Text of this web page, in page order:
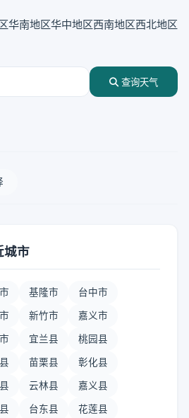
华南地区华中地区西南地区西北地区
查询天气
城市
基隆市 台中市
新竹市 嘉义市
宜兰县 桃园县
苗栗县 彰化县
云林县 嘉义县
台东县 花莲县